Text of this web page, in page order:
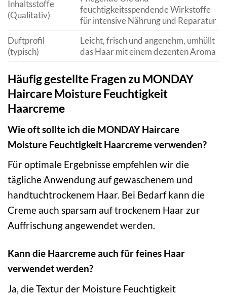
Inhaltsstoffe
(Qualitativ)
feuchtigkeitsspendende Wirkstoffe
für intensive Nährung und Reparatur
Duftprofil
(typisch)
Leicht, frisch und angenehm, umhüllt
das Haar mit einem dezenten Aroma
Häufig gestellte Fragen zu MONDAY
Haircare Moisture Feuchtigkeit
Haarcreme
Wie oft sollte ich die MONDAY Haircare
Moisture Feuchtigkeit Haarcreme verwenden?
Für optimale Ergebnisse empfehlen wir die
tägliche Anwendung auf gewaschenem und
handtuchtrockenem Haar. Bei Bedarf kann die
Creme auch sparsam auf trockenem Haar zur
Auffrischung angewendet werden.
Kann die Haarcreme auch für feines Haar
verwendet werden?
Ja, die Textur der Moisture Feuchtigkeit